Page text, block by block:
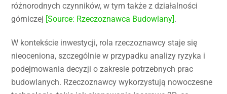
różnorodnych czynników, w tym także z działalności
górniczej [Source: Rzeczoznawca Budowlany].
W kontekście inwestycji, rola rzeczoznawcy staje się
nieoceniona, szczególnie w przypadku analizy ryzyka i
podejmowania decyzji o zakresie potrzebnych prac
budowlanych. Rzeczoznawcy wykorzystują nowoczesne